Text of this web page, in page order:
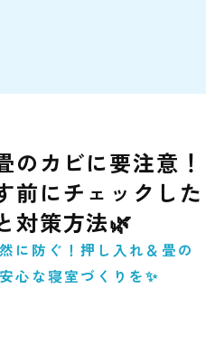
のカビに要注意！
前にチェックした
対策方法🌿
に防ぐ！押し入れ＆畳の
心な寝室づくりを✨